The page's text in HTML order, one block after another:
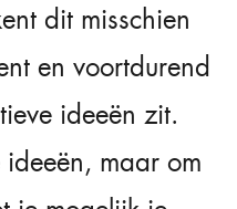
dit misschien
en voortdurend
ideeën zit.
maar om